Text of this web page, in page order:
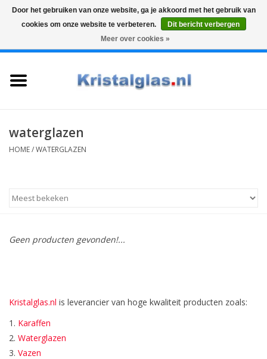
Graveren
waterglazen
HOME/WATERGLAZEN
Geen producten gevonden!...
Kristalglas.nl is leverancier van hoge kwaliteit producten zoals:
1. Karaffen
2. Waterglazen
3. Vazen
Door het gebruiken van onze website, ga je akkoord met het gebruik van
cookies om onze website te verbeteren.
Dit bericht verbergen
Meer over cookies »